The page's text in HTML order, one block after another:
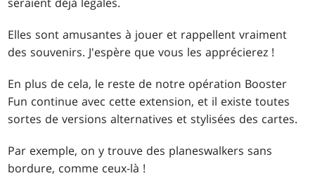
Elles sont amusantes à jouer et rappellent vraiment
des souvenirs. J'espère que vous les apprécierez !
En plus de cela, le reste de notre opération Booster
Fun continue avec cette extension, et il existe toutes
sortes de versions alternatives et stylisées des cartes.
Par exemple, on y trouve des planeswalkers sans
bordure, comme ceux-là !